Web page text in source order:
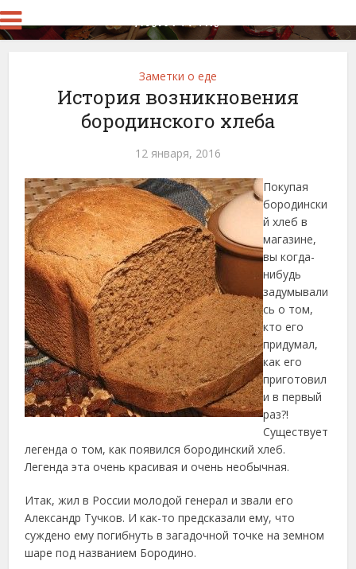
Заметки о еде
История возникновения
бородинского хлеба
12 января, 2016
Покупая
бородински
й хлеб в
магазине,
вы когда-
нибудь
задумывали
сь о том,
кто его
придумал,
как его
приготовил
и в первый
раз?!
Существует
легенда о том, как появился бородинский хлеб.
Легенда эта очень красивая и очень необычная.
Итак, жил в России молодой генерал и звали его
Александр Тучков. И как-то предсказали ему, что
суждено ему погибнуть в загадочной точке на земном
шаре под названием Бородино.